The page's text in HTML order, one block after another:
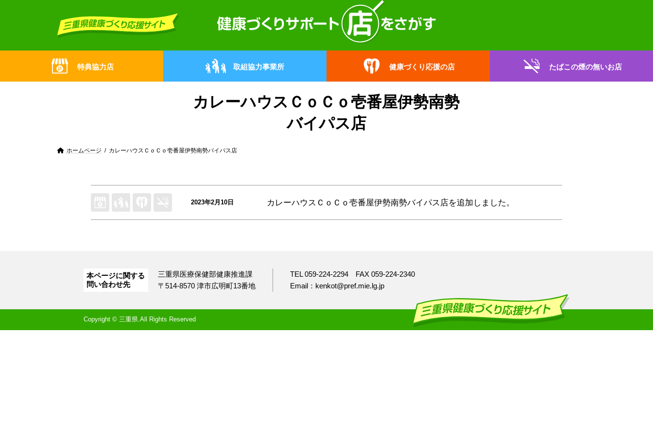
特典協力店 取組協力事業所 健康づくり応援の店 たばこの煙の無いお店
カレーハウスＣｏＣｏ壱番屋伊勢南勢
バイパス店
ホームページ カレーハウスＣｏＣｏ壱番屋伊勢南勢バイパス店
2023年2月10日 カレーハウスＣｏＣｏ壱番屋伊勢南勢バイパス店を追加しました。
本ページに関する
問い合わせ先
三重県医療保健部健康推進課
〒514-8570 津市広明町13番地
TEL 059-224-2294
FAX 059-224-2340
Email：kenkot@pref.mie.lg.jp
Copyright © 三重県.All Rights Reserved